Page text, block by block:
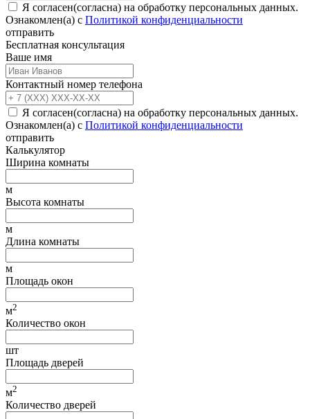
Я согласен(согласна) на обработку персональных данных.
Ознакомлен(а) с Политикой конфиденциальности
отправить
Бесплатная консультация
Ваше имя
Контактный номер телефона
Я согласен(согласна) на обработку персональных данных.
Ознакомлен(а) с Политикой конфиденциальности
отправить
Калькулятор
Ширина комнаты
м
Высота комнаты
м
Длина комнаты
м
Площадь окон
м2
Количество окон
шт
Площадь дверей
м2
Количество дверей